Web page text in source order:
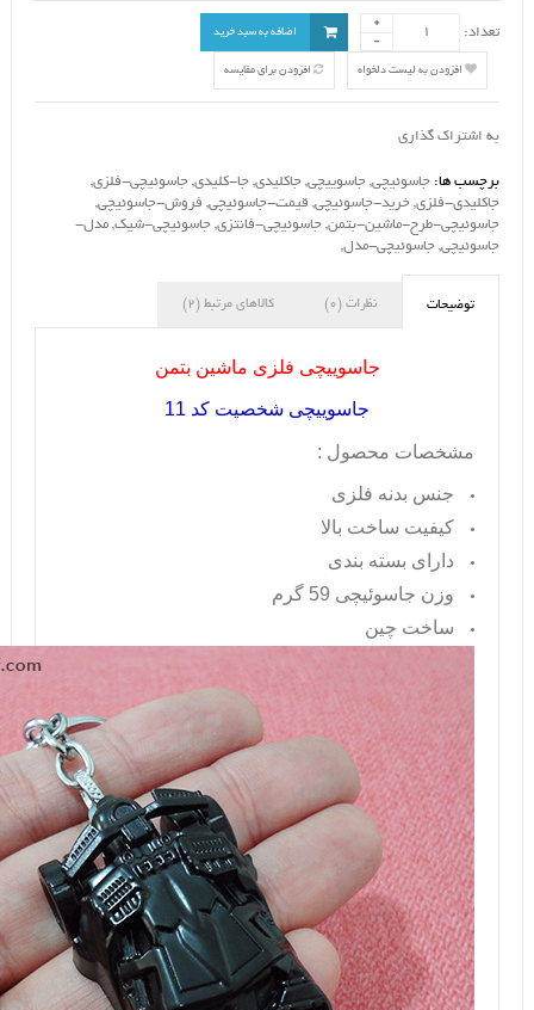
تعداد: اضافه به سبد خرید
افزودن به لیست دلخواه افزودن برای مقایسه
به اشتراک گذاری
برچسب ها: جاسوئیچی, جاسوییچی, جاکلیدی, جا-کلیدی, جاسوئیچی-فلزی,
جاکلیدی-فلزی, خرید-جاسوئیچی, قیمت-جاسوئیچی, فروش-جاسوئیچی,
جاسوئیچی-طرح-ماشین-بتمن, جاسوئیچی-فانتزی, جاسوئیچی-شیک, مدل-
جاسوئیچی, جاسوئیچی-مدل,
توضیحات نظرات (0) کالاهای مرتبط (2)
جاسوییچی فلزی ماشین بتمن
جاسوییچی شخصیت کد 11
مشخصات محصول :
جنس بدنه فلزی
کیفیت ساخت بالا
دارای بسته بندی
وزن جاسوئیچی 59 گرم
ساخت چین